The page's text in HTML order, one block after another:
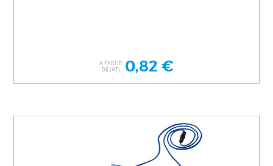
A PARTIR
DE (HT) 0,82 €